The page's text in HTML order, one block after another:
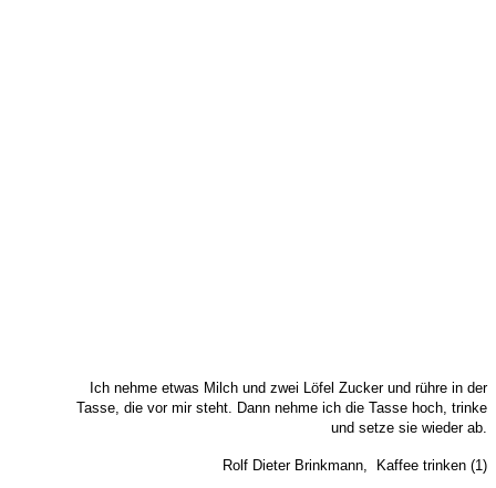
Ich nehme etwas Milch und zwei Löfel Zucker und rühre in der
Tasse, die vor mir steht. Dann nehme ich die Tasse hoch, trinke
und setze sie wieder ab.
Rolf Dieter Brinkmann, Kaffee trinken (1)